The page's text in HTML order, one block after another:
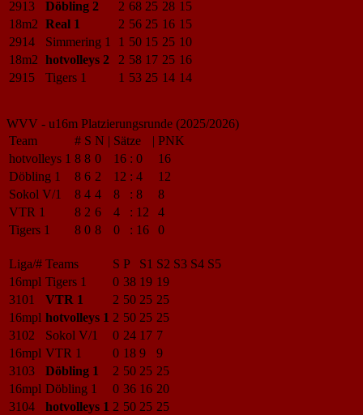
2913
Döbling 2 2 68 25 28 15
18m2 Real 1 2 56 25 16 15
2914
Simmering 1 1 50 15 25 10
18m2 hotvolleys 2 2 58 17 25 16
2915
Tigers 1 1 53 25 14 14
WVV - u16m Platzierungsrunde (2025/2026)
Team
# S N | Sätze | PNK
hotvolleys 1 8 8 0 16 : 0
16
Döbling 1
8 6 2 12 : 4
12
Sokol V/1
8 4 4 8 : 8
8
VTR 1
8 2 6 4 : 12
4
Tigers 1
8 0 8 0 : 16 0
Liga/# Teams S P S1 S2 S3 S4 S5
16mpl Tigers 1 0 38 19 19
3101
VTR 1 2 50 25 25
16mpl hotvolleys 1 2 50 25 25
3102
Sokol V/1 0 24 17 7
16mpl VTR 1 0 18 9
9
3103
Döbling 1 2 50 25 25
16mpl Döbling 1 0 36 16 20
3104
hotvolleys 1 2 50 25 25